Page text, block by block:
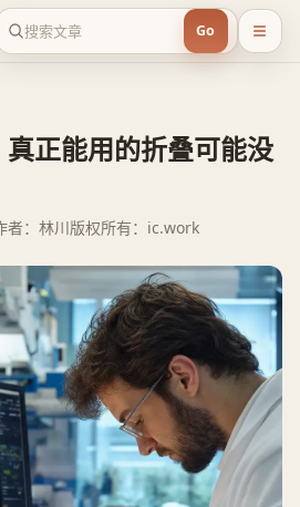
Go
正能用的折叠可能没
者：林川版权所有：ic.work